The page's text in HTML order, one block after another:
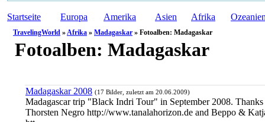
Startseite Europa Amerika Asien Afrika
TravelingWorld »Afrika » Madagaskar » Fotoalben: Madagaskar
Fotoalben: Madagaskar
Madagaskar 2008 (17 Bilder, zuletzt am 20.06.2009)
Madagascar trip "Black Indri Tour" in September 2008. Thanks
Thorsten Negro http://www.tanalahorizon.de and Beppo &